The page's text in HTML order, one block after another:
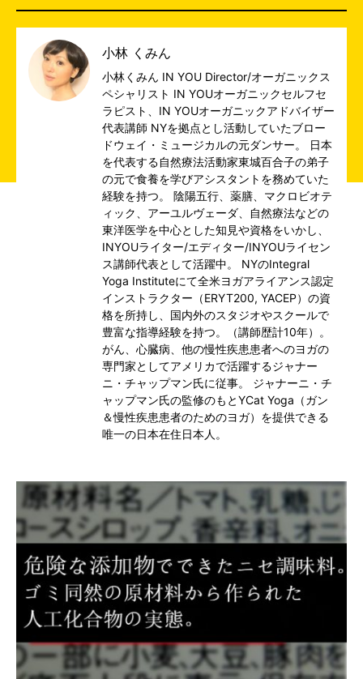
小林 くみん
小林くみん IN YOU Director/オーガニックス
ペシャリスト IN YOUオーガニックセルフセ
ラピスト、IN YOUオーガニックアドバイザー
代表講師 NYを拠点とし活動していたブロー
ドウェイ・ミュージカルの元ダンサー。 日本
を代表する自然療法活動家東城百合子の弟子
の元で食養を学びアシスタントを務めていた
経験を持つ。 陰陽五行、薬膳、マクロビオテ
ィック、アーユルヴェーダ、自然療法などの
東洋医学を中心とした知見や資格をいかし、
INYOUライター/エディター/INYOUライセン
ス講師代表として活躍中。 NYのIntegral
Yoga Instituteにて全米ヨガアライアンス認定
インストラクター（ERYT200, YACEP）の資
格を所持し、国内外のスタジオやスクールで
豊富な指導経験を持つ。（講師歴計10年）。
がん、心臓病、他の慢性疾患患者へのヨガの
専門家としてアメリカで活躍するジャナー
ニ・チャップマン氏に従事。 ジャナーニ・チ
ャップマン氏の監修のもとYCat Yoga（ガン
＆慢性疾患患者のためのヨガ）を提供できる
唯一の日本在住日本人。